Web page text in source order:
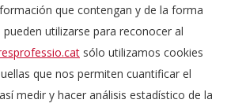
que contengan y de la forma
utilizarse para reconocer al
sólo utilizamos cookies
que nos permiten cuantificar el
medir y hacer análisis estadístico de la